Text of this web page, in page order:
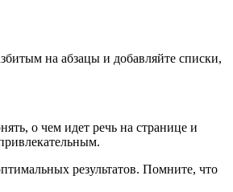
на абзацы и добавляйте списки,
о чем идет речь на странице и
результатов. Помните, что